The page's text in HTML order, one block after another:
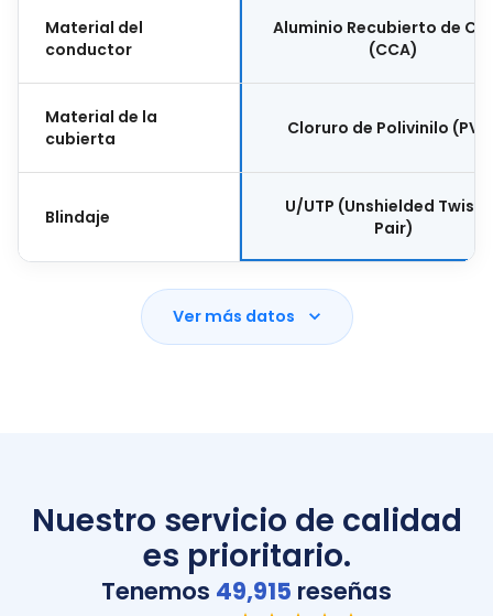
Material del
conductor
Aluminio Recubierto de
(CCA)
Material de la
cubierta
Cloruro de Polivinilo
Blindaje
U/UTP (Unshielded
Pair)
Ver más datos
Nuestro servicio de calidad
es prioritario.
Tenemos 49,915 reseñas